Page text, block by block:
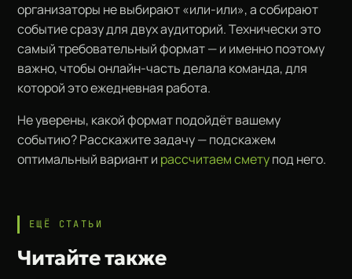
организаторы не выбирают «или-или», а собирают
событие сразу для двух аудиторий. Технически это
самый требовательный формат — и именно поэтому
важно, чтобы онлайн-часть делала команда, для
которой это ежедневная работа.
Не уверены, какой формат подойдёт вашему
событию? Расскажите задачу — подскажем
оптимальный вариант и рассчитаем сметупод него.
ЕЩЁ СТАТЬИ
Читайте также